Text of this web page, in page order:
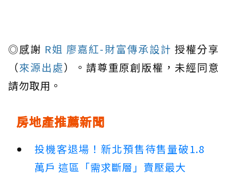
◎感謝 R姐 廖嘉紅-財富傳承設計 授權分享
（來源出處）。請尊重原創版權，未經同意
請勿取用。
房地產推薦新聞
投機客退場！新北預售待售量破1.8
萬戶 這區「需求斷層」賣壓最大